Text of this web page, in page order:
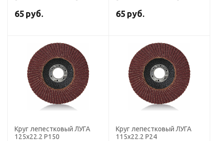
65 руб. 65 руб.
Круг лепестковый ЛУГА
125х22.2 Р150
Круг лепестковый ЛУГА
115х22.2 P24